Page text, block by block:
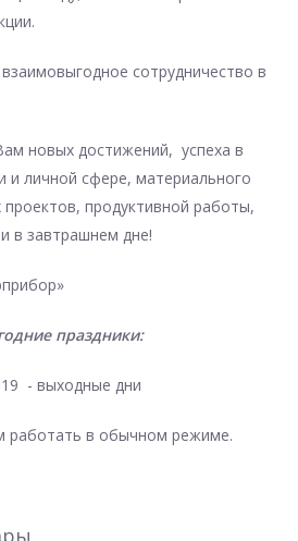
сотрудничество в
новых достижений, успеха в
и личной сфере, материального
проектов, продуктивной работы,
в завтрашнем дне!
праздники:
- выходные дни
работать в обычном режиме.